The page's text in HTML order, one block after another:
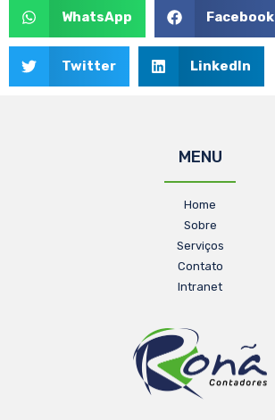
WhatsApp Facebook
Twitter LinkedIn
MENU
Home
Sobre
Serviços
Contato
Intranet